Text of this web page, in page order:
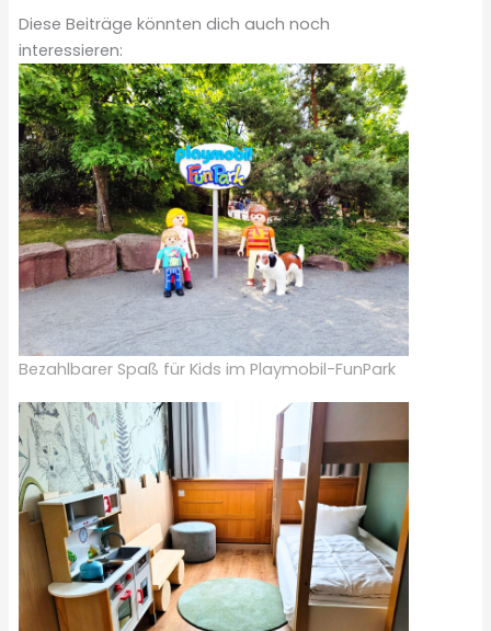
Diese Beiträge könnten dich auch noch
interessieren:
Bezahlbarer Spaß für Kids im Playmobil-FunPark